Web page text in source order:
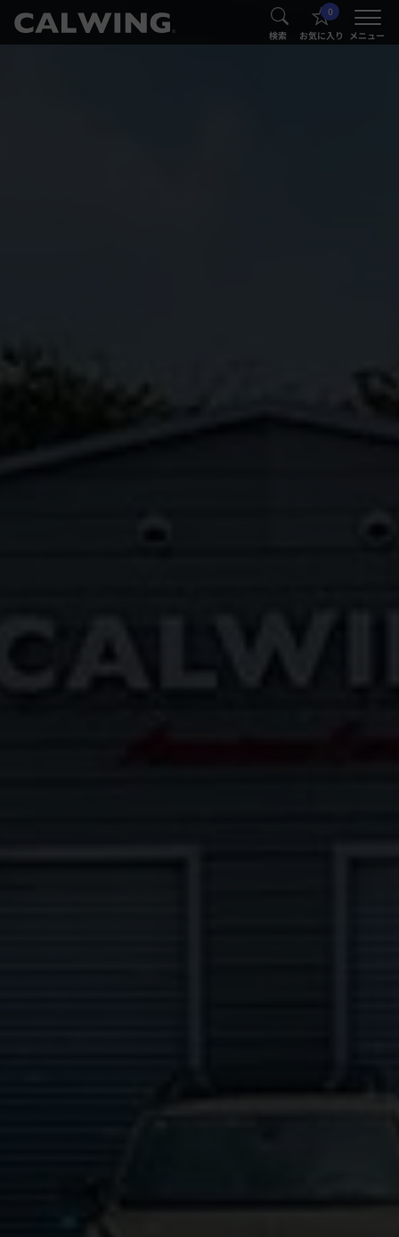
® 検索
0
お気に入り メニュー
®